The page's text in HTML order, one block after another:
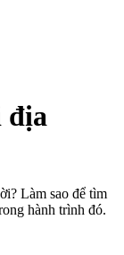
địa
Làm sao để tìm
hành trình đó.